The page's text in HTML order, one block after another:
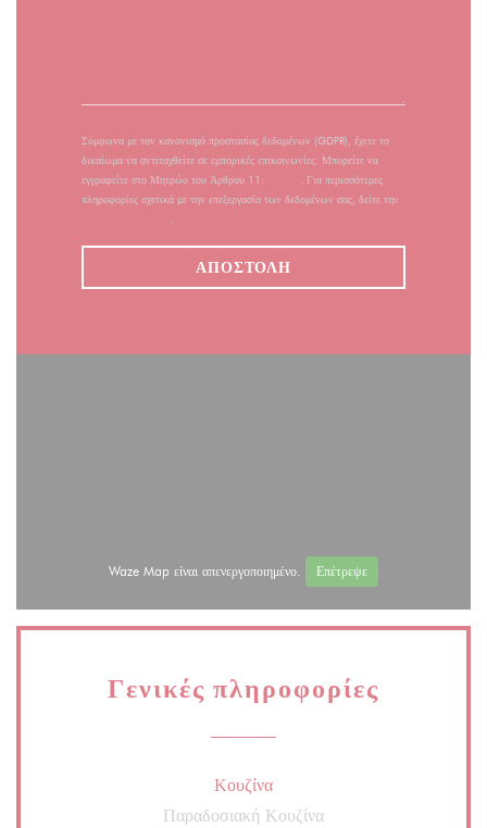
Σύμφωνα με τον κανονισμό προστασίας δεδομένων (GDPR), έχετε το
δικαίωμα να αντιταχθείτε σε εμπορικές επικοινωνίες. Μπορείτε να
εγγραφείτε στο Μητρώο του Άρθρου 11:
. Για περισσότερες
πληροφορίες σχετικά με την επεξεργασία των δεδομένων σας, δείτε την
.
Waze Map είναι απενεργοποιημένο. Επέτρεψε
Γενικές πληροφορίες
Κουζίνα
Παραδοσιακή Κουζίνα